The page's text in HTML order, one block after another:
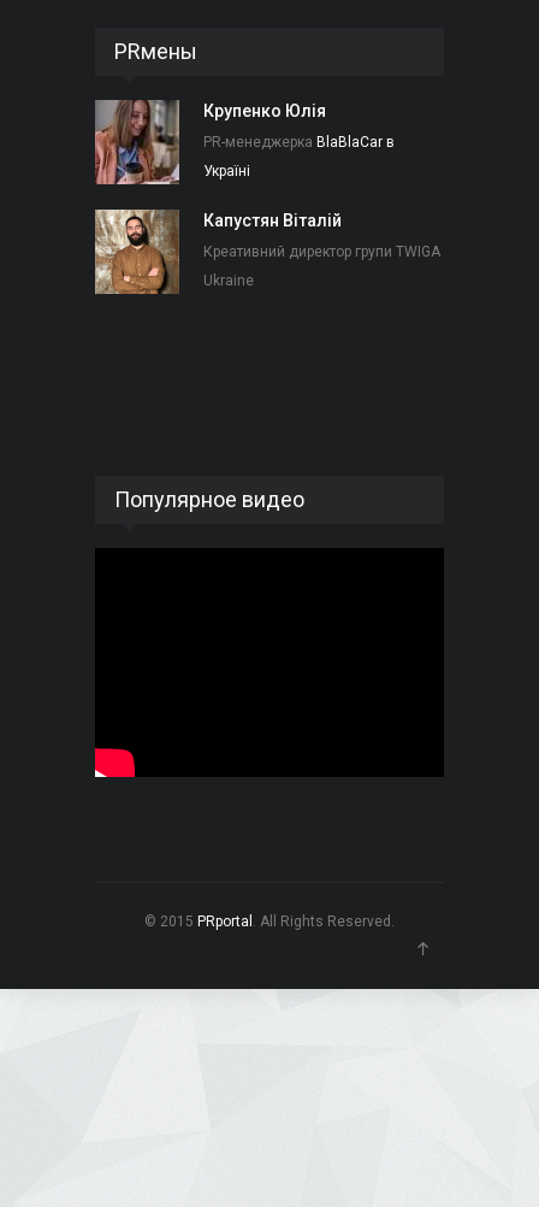
PRмены
Крупенко Юлія
PR-менеджерка BlaBlaCar в
Україні
Капустян Віталій
Креативний директор групи TWIGA
Ukraine
Популярное видео
© 2015 PRportal . All Rights Reserved.